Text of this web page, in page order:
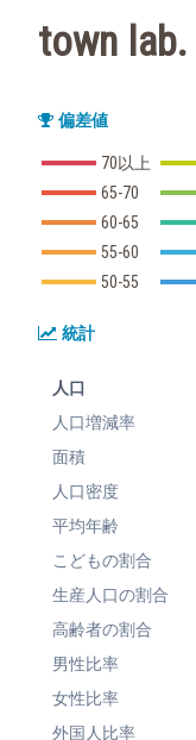
town lab.
偏差値
70以上
65-70
60-65
55-60
50-55
統計
人口
人口増減率
面積
人口密度
平均年齢
こどもの割合
生産人口の割合
高齢者の割合
男性比率
女性比率
外国人比率